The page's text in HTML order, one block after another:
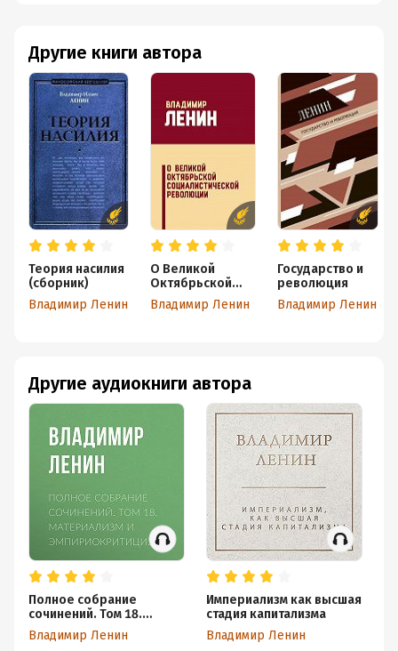
Другие книги автора
Теория насилия
(сборник)
Владимир Ленин
О Великой
Октябрьской
социалистическ
ой революции
Владимир Ленин
Государство и
революция
Владимир Ленин
Другие аудиокниги автора
Полное собрание
сочинений. Том 18.
Материализм и
эмпириокритицизм
Владимир Ленин
Империализм как высшая
стадия капитализма
Владимир Ленин